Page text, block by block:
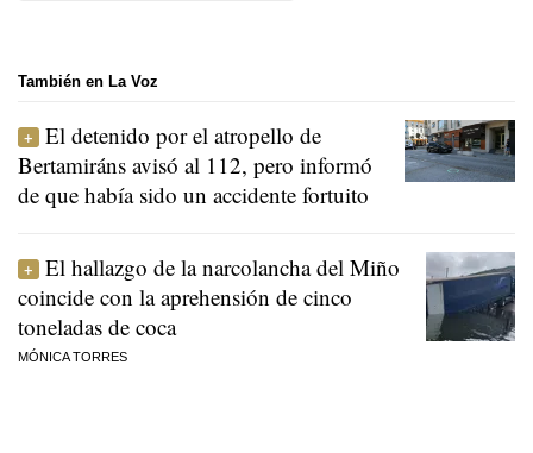
También en La Voz
El detenido por el atropello de
Bertamiráns avisó al 112, pero informó
de que había sido un accidente fortuito
El hallazgo de la narcolancha del Miño
coincide con la aprehensión de cinco
toneladas de coca
MÓNICA TORRES